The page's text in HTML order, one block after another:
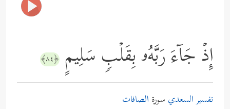
إِذۡ جَاۤءَ رَبَّهُۥ بِقَلۡبࣲ سَلِیمٍ ﴿٨٤﴾
تفسير السعدي سورة الصافات